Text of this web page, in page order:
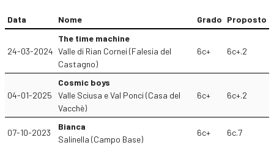
Data Nome Grado Proposto
24-03-2024
The time machine
Valle di Rian Cornei (Falesia del
Castagno)
6c+ 6c+.2
04-01-2025
Cosmic boys
Valle Sciusa e Val Ponci (Casa del
Vacchè)
6c+ 6c+.2
07-10-2023
Bianca
Salinella (Campo Base)
6c+ 6c.7